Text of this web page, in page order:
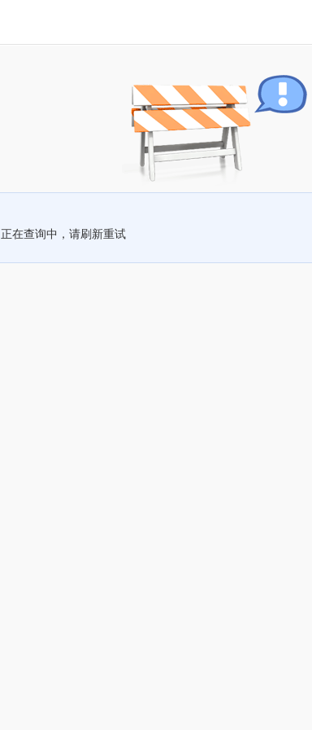
正在查询中，请刷新重试